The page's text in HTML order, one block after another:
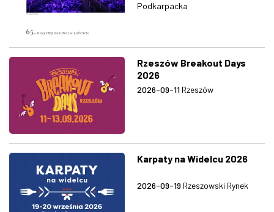
Podkarpacka
Rzeszów Breakout Days
2026
2026-09-11 Rzeszów
Karpaty na Widelcu 2026
2026-09-19 Rzeszowski Rynek